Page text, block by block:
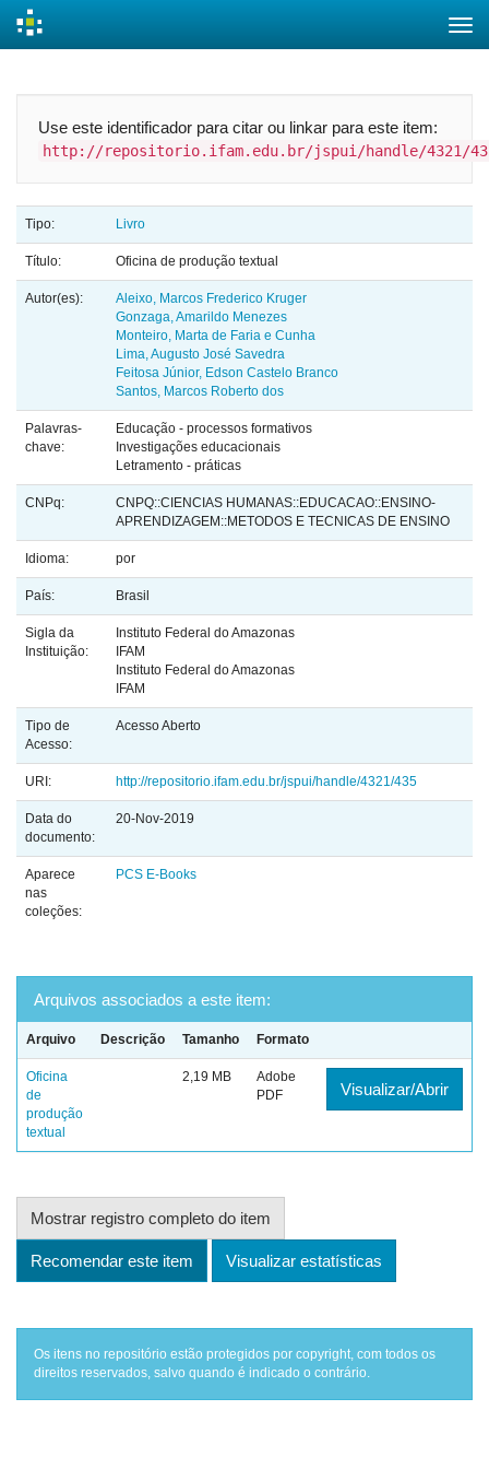
Use este identificador para citar ou linkar para este item:
http://repositorio.ifam.edu.br/jspui/handle/4321/
Tipo: Livro
Título: Oficina de produção textual
Autor(es):
Aleixo, Marcos Frederico Kruger
Gonzaga, Amarildo Menezes
Monteiro, Marta de Faria e Cunha
Lima, Augusto José Savedra
Feitosa Júnior, Edson Castelo Branco
Santos, Marcos Roberto dos
Palavras-
chave:
Educação - processos formativos
Investigações educacionais
Letramento - práticas
CNPq:
CNPQ::CIENCIAS HUMANAS::EDUCACAO::ENSINO-
APRENDIZAGEM::METODOS E TECNICAS DE ENSINO
Idioma: por
País: Brasil
Sigla da
Instituição:
Instituto Federal do Amazonas
IFAM
Instituto Federal do Amazonas
IFAM
Tipo de
Acesso:
Acesso Aberto
URI: http://repositorio.ifam.edu.br/jspui/handle/4321/435
Data do
documento:
20-Nov-2019
Aparece
nas
coleções:
PCS E-Books
Arquivos associados a este item:
Arquivo Descrição Tamanho Formato
Oficina
de
produção
textual
2,19 MB
Adobe
PDF
Visualizar/Abrir
Mostrar registro completo do item
Recomendar este item Visualizar estatísticas
Os itens no repositório estão protegidos por copyright, com todos os
direitos reservados, salvo quando é indicado o contrário.